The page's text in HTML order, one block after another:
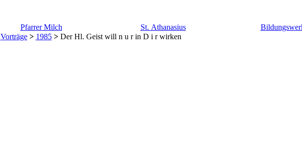
Pfarrer Milch St. Athanasius
Vorträge > 1985 >Der Hl. Geist will n u r in D i r wirken